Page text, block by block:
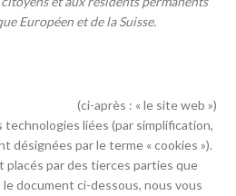
Européen et de la Suisse.
(ci-après : « le site web »)
liées (par simplification,
désignées par le terme « cookies »).
placés par des tierces parties que
document ci-dessous, nous vous